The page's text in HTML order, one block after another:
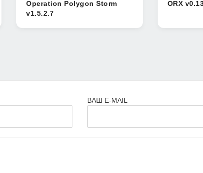
Operation Polygon Storm
v1.5.2.7
ORX
ВАШ E-MAIL